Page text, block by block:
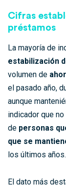
Cifras
préstamos
La mayoría de
estabilización
volumen de
el pasado año,
aunque
indicador que
de personas
que se
los últimos años.
El dato más